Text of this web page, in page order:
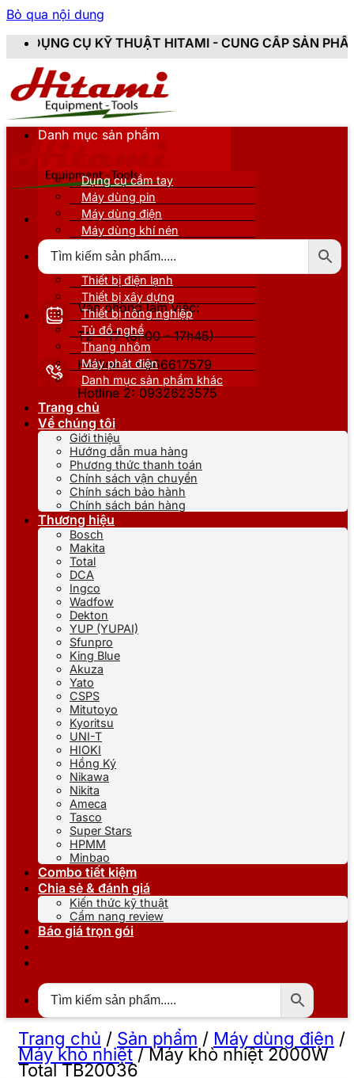
Bỏ qua nội dung
THUẬT HITAMI - CUNG CẤP SẢN PHẨM CHÍNH HÃNG,
Văn phòng làm việc:
T2 - T7 (8h00 - 17h45)
Hotline 1: 0866617579
Hotline 2: 0932623575
Danh mục sản phẩm
Dụng cụ cầm tay
Máy dùng pin
Máy dùng điện
Máy dùng khí nén
Thiết bị nâng đỡ
Thiết bị điện lạnh
Thiết bị xây dựng
Thiết bị nông nghiệp
Tủ đồ nghề
Thang nhôm
Máy phát điện
Danh mục sản phẩm khác
Trang chủ
Về chúng tôi
Giới thiệu
Hướng dẫn mua hàng
Phương thức thanh toán
Chính sách vận chuyển
Chính sách bảo hành
Chính sách bán hàng
Thương hiệu
Bosch
Makita
Total
DCA
Ingco
Wadfow
Dekton
YUP (YUPAI)
Sfunpro
King Blue
Akuza
Yato
CSPS
Mitutoyo
Kyoritsu
UNI-T
HIOKI
Hồng Ký
Nikawa
Nikita
Ameca
Tasco
Super Stars
HPMM
Minbao
Combo tiết kiệm
Chia sẻ & đánh giá
Kiến thức kỹ thuật
Cẩm nang review
Báo giá trọn gói
Trang chủ / Sản phẩm / Máy dùng điện /
Máy khò nhiệt/Máy khò nhiệt 2000W
Total TB20036